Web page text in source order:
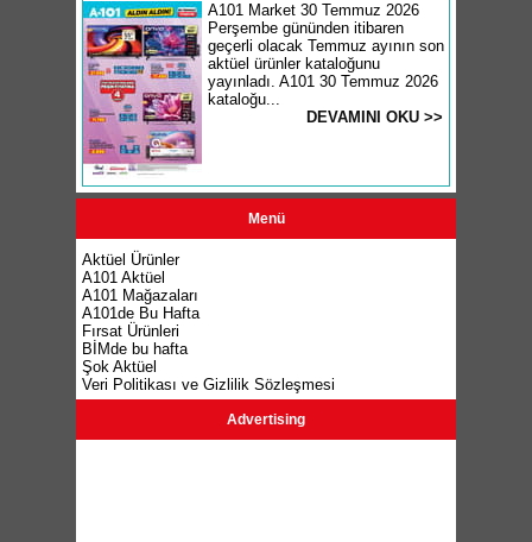
A101 Market 30 Temmuz 2026
Perşembe gününden itibaren
geçerli olacak Temmuz ayının son
aktüel ürünler kataloğunu
yayınladı. A101 30 Temmuz 2026
kataloğu...
DEVAMINI OKU >>
Menü
Aktüel Ürünler
A101 Aktüel
A101 Mağazaları
A101de Bu Hafta
Fırsat Ürünleri
BİMde bu hafta
Şok Aktüel
Veri Politikası ve Gizlilik Sözleşmesi
Advertising